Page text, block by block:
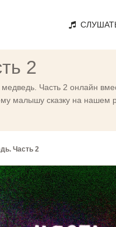
2
Часть 2 онлайн
малышу сказку на нашем
Часть 2